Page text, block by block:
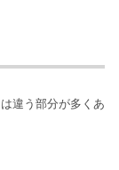
違う部分が多くあ